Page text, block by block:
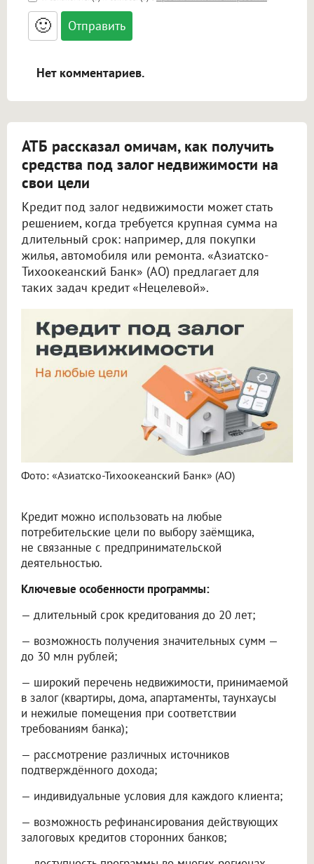
<small>, <sup>, <sub>, <pre>, <ul>, <ol>, <li>,
<blockquote>, <code> экранирует HTML,
адреса URL автоматически становятся
ссылками, и [img]адрес[/img] будет
🙂
Нет комментариев.
АТБ рассказал омичам, как получить
средства под залог недвижимости на
свои цели
Кредит под залог недвижимости может стать
решением, когда требуется крупная сумма на
длительный срок: например, для покупки
жилья, автомобиля или ремонта. «Азиатско-
Тихоокеанский Банк» (АО) предлагает для
таких задач кредит «Нецелевой».
Фото: «Азиатско-Тихоокеанский Банк» (АО)
Кредит можно использовать на любые
потребительские цели по выбору заёмщика,
не связанные с предпринимательской
деятельностью.
Ключевые особенности программы:
— длительный срок кредитования до 20 лет;
— возможность получения значительных сумм —
до 30 млн рублей;
— широкий перечень недвижимости, принимаемой
в залог (квартиры, дома, апартаменты, таунхаусы
и нежилые помещения при соответствии
требованиям банка);
— рассмотрение различных источников
подтверждённого дохода;
— индивидуальные условия для каждого клиента;
— возможность рефинансирования действующих
залоговых кредитов сторонних банков;